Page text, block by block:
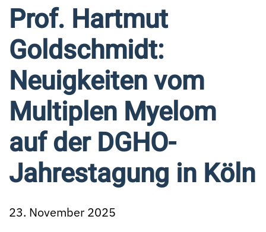
Prof. Hartmut
Goldschmidt:
Neuigkeiten vom
Multiplen Myelom
auf der DGHO-
Jahrestagung in Köln
23. November 2025